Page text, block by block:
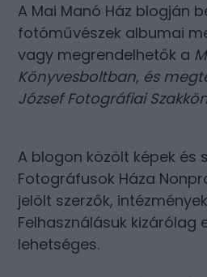
A Mai Manó Ház blogján
fotóművészek albumai
vagy megrendelhetők a
Könyvesboltban, és
József Fotográfiai
A blogon közölt képek és
Fotográfusok Háza
jelölt szerzők,
Felhasználásuk kizárólag
lehetséges.